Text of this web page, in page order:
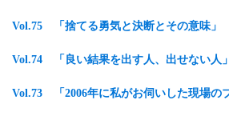
Vol.75 「捨てる勇気と決断とその意味」
Vol.74 「良い結果を出す人、出せない人」
Vol.73 「2006年に私がお伺いした現場の